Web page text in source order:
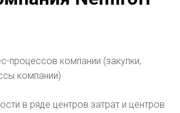
процессов компании (закупки,
компании)
в ряде центров затрат и центров